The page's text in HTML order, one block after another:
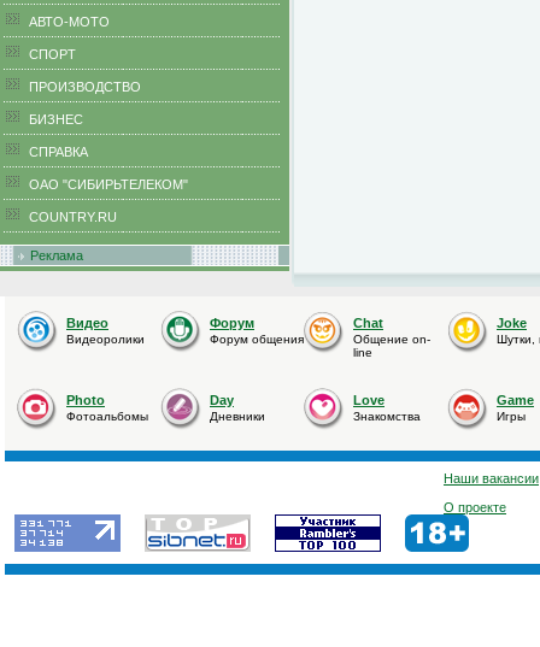
АВТО-МОТО
СПОРТ
ПРОИЗВОДСТВО
БИЗНЕС
CПРАВКА
ОАО "СИБИРЬТЕЛЕКОМ"
COUNTRY.RU
Реклама
Видео
Видеоролики
Форум
Форум общения
Chat
Общение on-
line
Joke
Шутки,
Photo
Фотоальбомы
Day
Дневники
Love
Знакомства
Game
Игры
Наши вакансии
О проекте